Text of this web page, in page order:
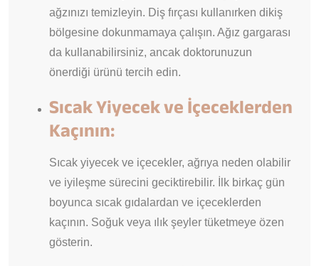
ağzınızı temizleyin. Diş fırçası kullanırken dikiş
bölgesine dokunmamaya çalışın. Ağız gargarası
da kullanabilirsiniz, ancak doktorunuzun
önerdiği ürünü tercih edin.
Sıcak Yiyecek ve İçeceklerden
Kaçının:
Sıcak yiyecek ve içecekler, ağrıya neden olabilir
ve iyileşme sürecini geciktirebilir. İlk birkaç gün
boyunca sıcak gıdalardan ve içeceklerden
kaçının. Soğuk veya ılık şeyler tüketmeye özen
gösterin.